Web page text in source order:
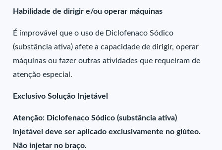
Habilidade de dirigir e/ou operar máquinas
É improvável que o uso de Diclofenaco Sódico
(substância ativa) afete a capacidade de dirigir, operar
máquinas ou fazer outras atividades que requeiram de
atenção especial.
Exclusivo Solução Injetável
Atenção: Diclofenaco Sódico (substância ativa)
injetável deve ser aplicado exclusivamente no glúteo.
Não injetar no braço.